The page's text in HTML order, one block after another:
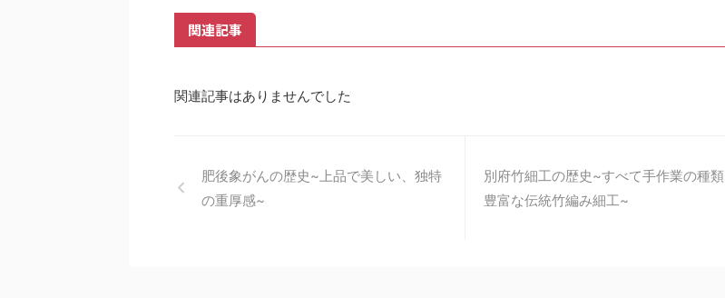
関連記事
関連記事はありませんでした
肥後象がんの歴史~上品で美しい、独特
の重厚感~
別府竹細工の歴史~すべて手作業の種類
豊富な伝統竹編み細工~